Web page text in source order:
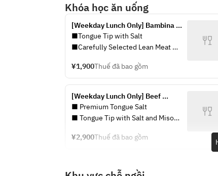
Khóa học ăn uống
[Weekday Lunch Only] Bambina
Yakiniku Set
■Tongue Tip with Salt
■Carefully Selected Lean Meat
■Specially Selected Cuts
■Sirloin with Sauce (with Egg Yolk)
■Choregi Salad
■Wakame Seaweed Soup
■Rice
¥1,900Thuế đã bao gồm
[Weekday Lunch Only] Beef
Tongue & Skirt Steak Yakiniku Set
■ Premium Tongue Salt
■ Tongue Tip with Salt and Miso
■ Choregi Salad
¥2,900Thuế đã bao gồm